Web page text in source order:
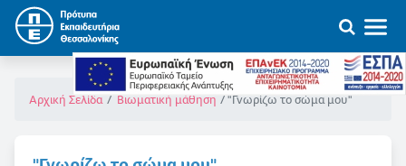
Αρχική Σελίδα Βιωματική μάθηση "Γνωρίζω το σώμα μου"